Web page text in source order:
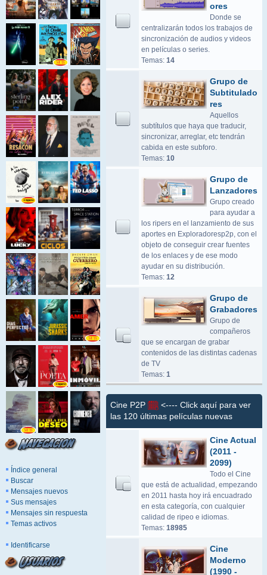
Índice general
Buscar
Mensajes nuevos
Sus mensajes
Mensajes sin respuesta
Temas activos
Identificarse
ores
Donde se
centralizarán todos los trabajos de
sincronización de audios y videos
en películas o series.
Temas: 14
Grupo de
Subtitulado
res
Aquellos
subtítulos que haya que traducir,
sincronizar, arreglar, etc tendrán
cabida en este subforo.
Temas: 10
Grupo de
Lanzadores
Grupo creado
para ayudar a
los ripers en el lanzamiento de sus
aportes en Exploradoresp2p, con el
objeto de conseguir crear fuentes
de los enlaces y de ese modo
ayudar en su distribución.
Temas: 12
Grupo de
Grabadores
Grupo de
compañeros
que se encargan de grabar
contenidos de las distintas cadenas
de TV
Temas: 1
Cine P2P
<---- Click aquí para ver
las 120 últimas películas nuevas
Cine Actual
(2011 -
2099)
Todo el Cine
que está de actualidad, empezando
en 2011 hasta hoy irá encuadrado
en esta categoría, con cualquier
calidad de ripeo e idiomas.
Temas: 18985
Cine
Moderno
(1990 -